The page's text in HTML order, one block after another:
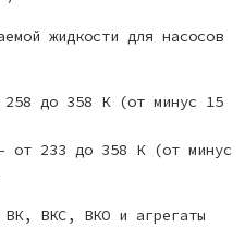
жидкости для насосов
258 до 358 К (от минус 15
от 233 до 358 К (от минус
ВК, ВКС, ВКО и агрегаты